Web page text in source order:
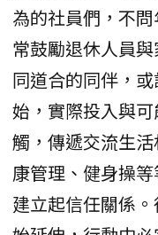
為的社員們，不
常鼓勵退休人員
同道合的同伴，
始，實際投入與
觸，傳遞交流生
康管理、健身操
建立起信任關係